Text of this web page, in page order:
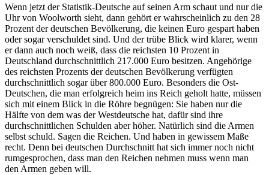
Wenn jetzt der Statistik-Deutsche auf seinen Arm schaut und nur die
Uhr von Woolworth sieht, dann gehört er wahrscheinlich zu den 28
Prozent der deutschen Bevölkerung, die keinen Euro gespart haben
oder sogar verschuldet sind. Und der trübe Blick wird klarer, wenn
er dann auch noch weiß, dass die reichsten 10 Prozent in
Deutschland durchschnittlich 217.000 Euro besitzen. Angehörige
des reichsten Prozents der deutschen Bevölkerung verfügten
durchschnittlich sogar über 800.000 Euro. Besonders die Ost-
Deutschen, die man erfolgreich heim ins Reich geholt hatte, müssen
sich mit einem Blick in die Röhre begnügen: Sie haben nur die
Hälfte von dem was der Westdeutsche hat, dafür sind ihre
durchschnittlichen Schulden aber höher. Natürlich sind die Armen
selbst schuld. Sagen die Reichen. Und haben in gewissem Maße
recht. Denn bei deutschen Durchschnitt hat sich immer noch nicht
rumgesprochen, dass man den Reichen nehmen muss wenn man
den Armen geben will.